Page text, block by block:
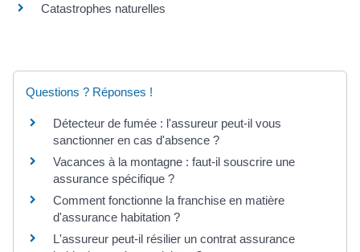
Catastrophes naturelles
Questions ? Réponses !
Détecteur de fumée : l'assureur peut-il vous
sanctionner en cas d'absence ?
Vacances à la montagne : faut-il souscrire une
assurance spécifique ?
Comment fonctionne la franchise en matière
d'assurance habitation ?
L'assureur peut-il résilier un contrat assurance